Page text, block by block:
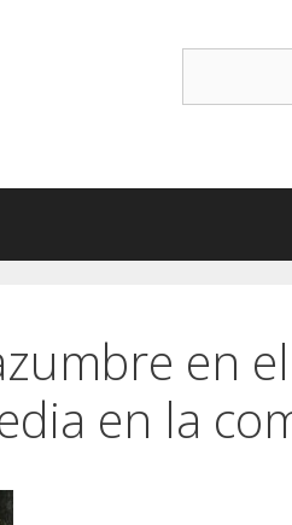
en
en la